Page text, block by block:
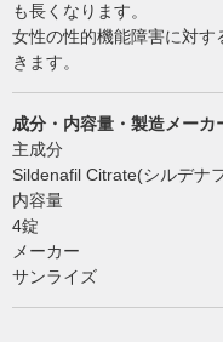
も長くなります。
女性の性的機能障害に対
きます。
成分・内容量・製造メーカ
主成分
Sildenafil Citrate(シルデナ
内容量
4錠
メーカー
サンライズ